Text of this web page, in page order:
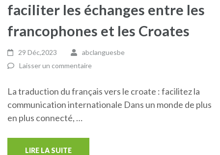
faciliter les échanges entre les
francophones et les Croates
29 Déc,2023
abclanguesbe
Laisser un commentaire
La traduction du français vers le croate : facilitez la
communication internationale Dans un monde de plus
en plus connecté, …
LIRE LA SUITE